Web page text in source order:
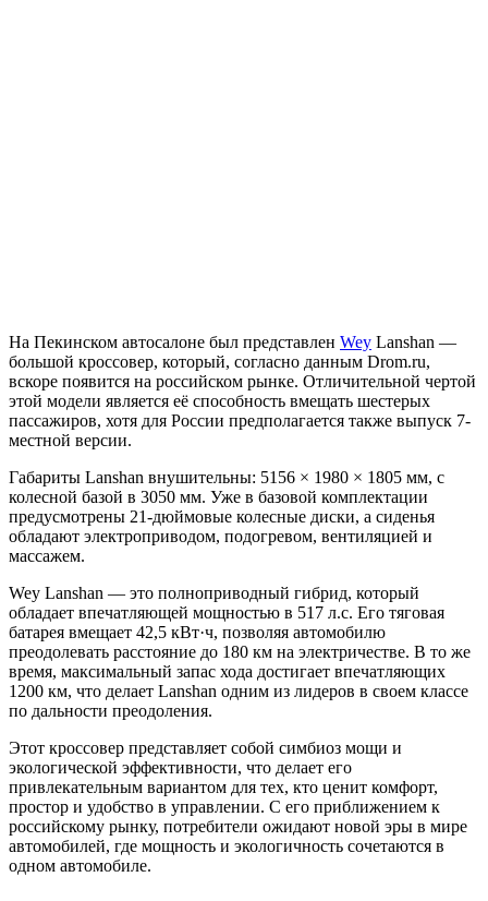
На Пекинском автосалоне был представлен Wey Lanshan —
большой кроссовер, который, согласно данным Drom.ru,
вскоре появится на российском рынке. Отличительной чертой
этой модели является её способность вмещать шестерых
пассажиров, хотя для России предполагается также выпуск 7-
местной версии.
Габариты Lanshan внушительны: 5156 × 1980 × 1805 мм, с
колесной базой в 3050 мм. Уже в базовой комплектации
предусмотрены 21-дюймовые колесные диски, а сиденья
обладают электроприводом, подогревом, вентиляцией и
массажем.
Wey Lanshan — это полноприводный гибрид, который
обладает впечатляющей мощностью в 517 л.с. Его тяговая
батарея вмещает 42,5 кВт·ч, позволяя автомобилю
преодолевать расстояние до 180 км на электричестве. В то же
время, максимальный запас хода достигает впечатляющих
1200 км, что делает Lanshan одним из лидеров в своем классе
по дальности преодоления.
Этот кроссовер представляет собой симбиоз мощи и
экологической эффективности, что делает его
привлекательным вариантом для тех, кто ценит комфорт,
простор и удобство в управлении. С его приближением к
российскому рынку, потребители ожидают новой эры в мире
автомобилей, где мощность и экологичность сочетаются в
одном автомобиле.